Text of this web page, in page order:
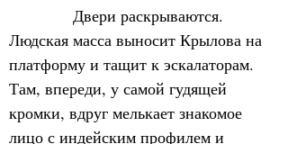
Двери раскрываются.
Людская масса выносит Крылова на
платформу и тащит к эскалаторам.
Там, впереди, у самой гудящей
кромки, вдруг мелькает знакомое
лицо с индейским профилем и